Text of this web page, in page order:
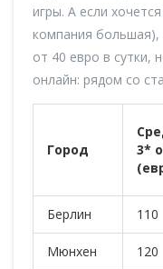
игры. А если
компания
от 40 евро в сутки,
онлайн: рядом со
Город
3*
Берлин 110
Мюнхен 120